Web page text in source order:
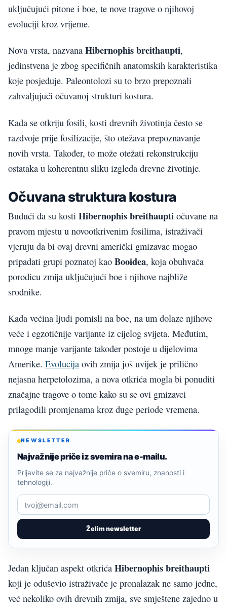
uključujući pitone i boe, te nove tragove o njihovoj
evoluciji kroz vrijeme.
Nova vrsta, nazvana Hibernophis breithaupti,
jedinstvena je zbog specifičnih anatomskih karakteristika
koje posjeduje. Paleontolozi su to brzo prepoznali
zahvaljujući očuvanoj strukturi kostura.
Kada se otkriju fosili, kosti drevnih životinja često se
razdvoje prije fosilizacije, što otežava prepoznavanje
novih vrsta. Također, to može otežati rekonstrukciju
ostataka u koherentnu sliku izgleda drevne životinje.
Očuvana struktura kostura
Budući da su kosti Hibernophis breithaupti očuvane na
pravom mjestu u novootkrivenim fosilima, istraživači
vjeruju da bi ovaj drevni američki gmizavac mogao
pripadati grupi poznatoj kao Booidea, koja obuhvaća
porodicu zmija uključujući boe i njihove najbliže
srodnike.
Kada većina ljudi pomisli na boe, na um dolaze njihove
veće i egzotičnije varijante iz cijelog svijeta. Međutim,
mnoge manje varijante također postoje u dijelovima
Amerike. Evolucija ovih zmija još uvijek je prilično
nejasna herpetolozima, a nova otkrića mogla bi ponuditi
značajne tragove o tome kako su se ovi gmizavci
prilagodili promjenama kroz duge periode vremena.
NEWSLETTER
Najvažnije priče iz svemira na e-mailu.
Želim newsletter
Prijavite se za najvažnije priče o svemiru, znanosti i
tehnologiji.
Jedan ključan aspekt otkrića Hibernophis breithaupti
koji je oduševio istraživače je pronalazak ne samo jedne,
već nekoliko ovih drevnih zmija, sve smještene zajedno u